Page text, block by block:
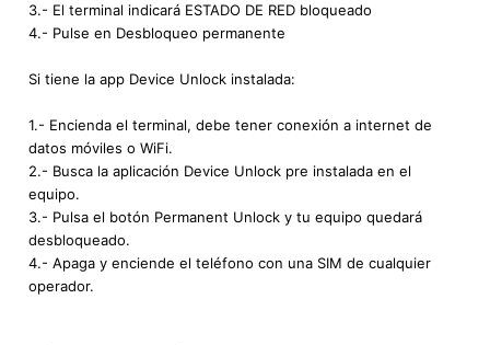
3.- El terminal indicará ESTADO DE RED bloqueado
4.- Pulse en Desbloqueo permanente
Si tiene la app Device Unlock instalada:
1.- Encienda el terminal, debe tener conexión a internet de
datos móviles o WiFi.
2.- Busca la aplicación Device Unlock pre instalada en el
equipo.
3.- Pulsa el botón Permanent Unlock y tu equipo quedará
desbloqueado.
4.- Apaga y enciende el teléfono con una SIM de cualquier
operador.